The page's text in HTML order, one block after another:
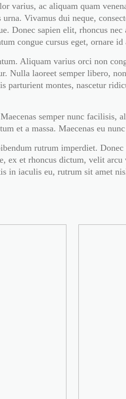
varius, ac aliquam quam
Vivamus dui neque,
Donec sapien elit, rhoncus nec
congue cursus eget, ornare id
Aliquam varius orci non
Nulla laoreet semper libero,
parturient montes, nascetur
semper nunc facilisis,
et a massa. Maecenas eu
rutrum imperdiet. Donec
ex et rhoncus dictum, velit
in iaculis eu, rutrum sit amet